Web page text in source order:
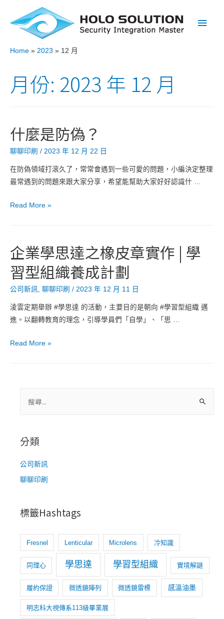
Main
Home 2023 12 月
月份: 2023 年 12 月
什麼是防偽？
聊聊印刷 / 2023 年 12 月 22 日
在防偽領域打滾久了，常常會遇到一些可愛的問題，小編決定整理
最常遇到的問題來跟大家分享，希望能幫助大家好好認識什 …
什
偽？
Read More »
企業學思達之橡皮章實作 | 學
習型組織養成計劃
公司新訊, 聊聊印刷 / 2023 年 12 月 11 日
淩雲定期舉辦 #學思達 的活動，主要目的是朝向 #學習型組織 邁
進。以翻轉教育的理念，引導學員們「自學」、「思 …
企
Read More »
字
:
分類
公司新訊
聊聊印刷
標籤Hashtags
Fresnel Lenticular Microlens 冷知識
同理心 學思達 學習型組織 實境解謎
履約保證 微透鏡陣列 微透鏡雷標 感溫油墨
明志科大視傳系113級畢業展